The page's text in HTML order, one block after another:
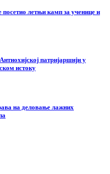
летњи камп за ученице и
патријаршији у
истоку
на деловање лажних